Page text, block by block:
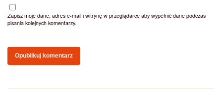
Zapisz moje dane, adres e-mail i witrynę w przeglądarce aby wypełnić dane podczas
pisania kolejnych komentarzy.